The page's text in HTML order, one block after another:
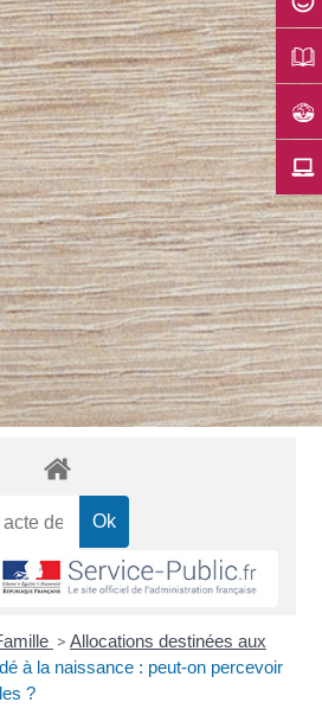
> Allocations destinées aux
à la naissance : peut-on percevoir
?